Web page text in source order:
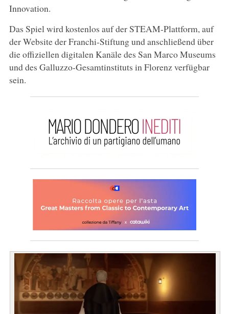
Innovation.
Das Spiel wird kostenlos auf der STEAM-Plattform, auf
der Website der Franchi-Stiftung und anschließend über
die offiziellen digitalen Kanäle des San Marco Museums
und des Galluzzo-Gesamtinstituts in Florenz verfügbar
sein.